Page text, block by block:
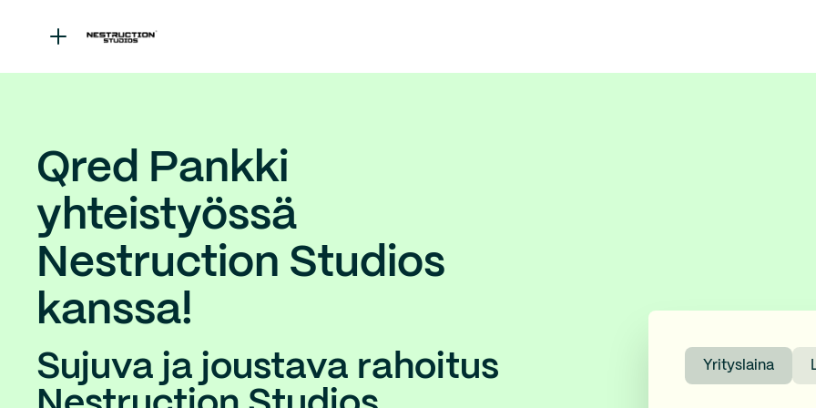
Qred Pankki
yhteistyössä
Nestruction Studios
kanssa!
Sujuva ja joustava rahoitus
Yrityslaina